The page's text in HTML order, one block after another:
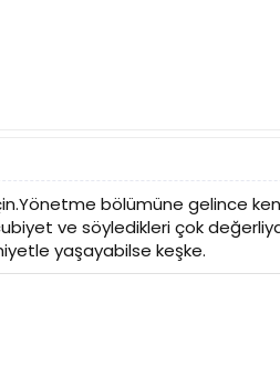
bölümüne gelince
ve söyledikleri çok
yaşayabilse keşke.